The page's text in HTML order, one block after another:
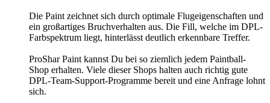
Die Paint zeichnet sich durch optimale Flugeigenschaften und
ein großartiges Bruchverhalten aus. Die Fill, welche im DPL-
Farbspektrum liegt, hinterlässt deutlich erkennbare Treffer.
ProShar Paint kannst Du bei so ziemlich jedem Paintball-
Shop erhalten. Viele dieser Shops halten auch richtig gute
DPL-Team-Support-Programme bereit und eine Anfrage lohnt
sich.